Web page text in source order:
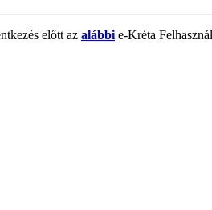
előtt az alábbi e-Kréta